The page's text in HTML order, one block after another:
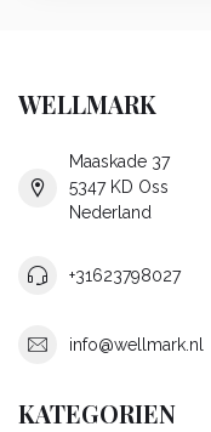
WELLMARK
Maaskade 37
5347 KD Oss
Nederland
+31623798027
info@wellmark.nl
KATEGORIEN